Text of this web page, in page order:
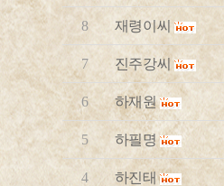
8 재령이씨
7 진주강씨
6 하재원
5 하필명
4 하진태